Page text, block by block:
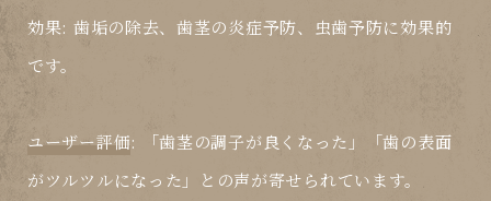
効果: 歯垢の除去、歯茎の炎症予防、虫歯予防に効果的
です。
ユーザー評価: 「歯茎の調子が良くなった」「歯の表面
がツルツルになった」との声が寄せられています。